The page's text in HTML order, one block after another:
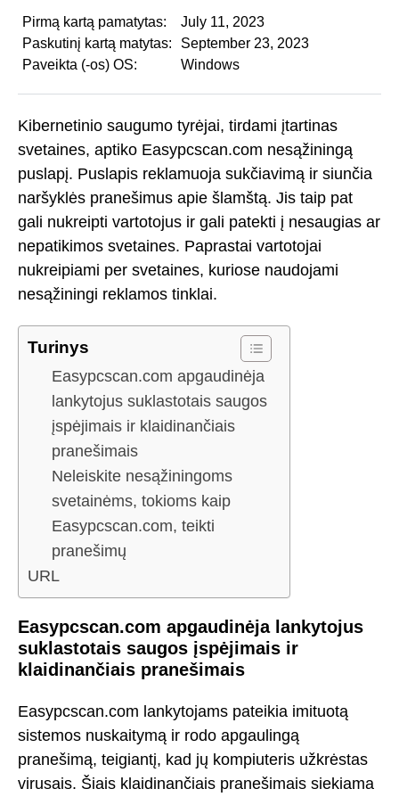
Pirmą kartą pamatytas:
July 11, 2023
Paskutinį kartą matytas:
September 23, 2023
Paveikta (-os) OS:
Windows
Kibernetinio saugumo tyrėjai, tirdami įtartinas
svetaines, aptiko Easypcscan.com nesąžiningą
puslapį. Puslapis reklamuoja sukčiavimą ir siunčia
naršyklės pranešimus apie šlamštą. Jis taip pat
gali nukreipti vartotojus ir gali patekti į nesaugias ar
nepatikimos svetaines. Paprastai vartotojai
nukreipiami per svetaines, kuriose naudojami
nesąžiningi reklamos tinklai.
Turinys
Easypcscan.com apgaudinėja
lankytojus suklastotais saugos
įspėjimais ir klaidinančiais
pranešimais
Neleiskite nesąžiningoms
svetainėms, tokioms kaip
Easypcscan.com, teikti
pranešimų
URL
Easypcscan.com apgaudinėja lankytojus
suklastotais saugos įspėjimais ir
klaidinančiais pranešimais
Easypcscan.com lankytojams pateikia imituotą
sistemos nuskaitymą ir rodo apgaulingą
pranešimą, teigiantį, kad jų kompiuteris užkrėstas
virusais. Šiais klaidinančiais pranešimais siekiama